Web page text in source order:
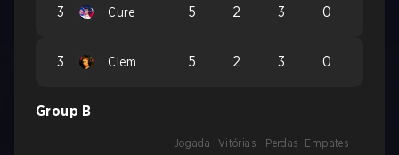
3 Cure 5 2 3 0
3 Clem 5 2 3 0
Group B
Jogada Vitórias Perdas Empates